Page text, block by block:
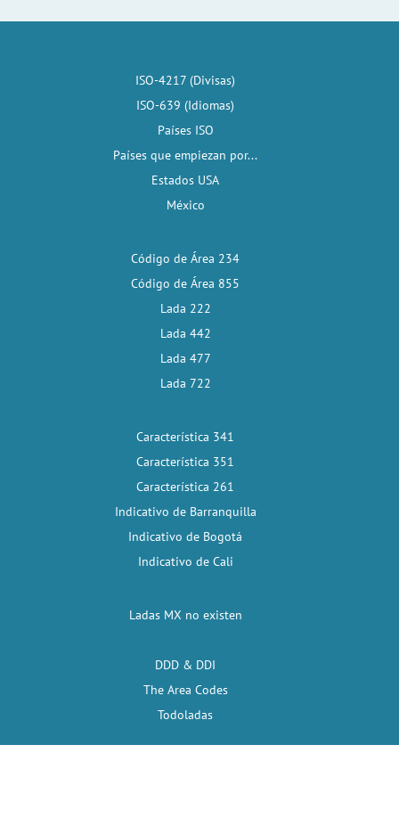
ISO-4217 (Divisas)
ISO-639 (Idiomas)
Países ISO
Países que empiezan por...
Estados USA
México
Código de Área 234
Código de Área 855
Lada 222
Lada 442
Lada 477
Lada 722
Característica 341
Característica 351
Característica 261
Indicativo de Barranquilla
Indicativo de Bogotá
Indicativo de Cali
Ladas MX no existen
DDD & DDI
The Area Codes
Todoladas